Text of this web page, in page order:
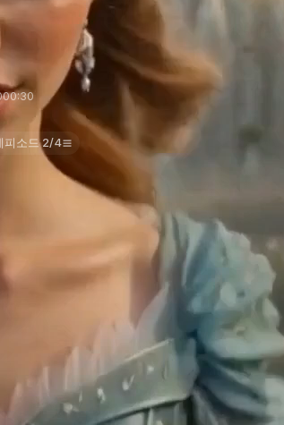
и принц эльфийский
피소드 2/4
0:30